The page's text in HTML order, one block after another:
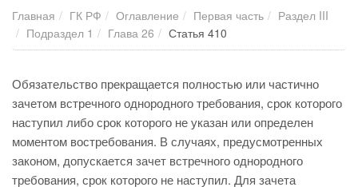
Главная ГК РФ Оглавление Первая часть
Раздел III
Подраздел 1
Глава 26 Статья 410
Обязательство прекращается полностью или частично
зачетом встречного однородного требования, срок которого
наступил либо срок которого не указан или определен
моментом востребования. В случаях, предусмотренных
законом, допускается зачет встречного однородного
требования, срок которого не наступил. Для зачета